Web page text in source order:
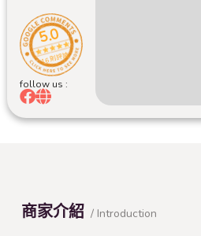
5.0
16 則評論
follow us :
商家介紹 / Introduction